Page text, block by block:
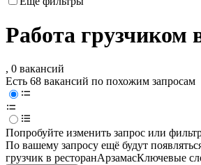
Работа грузчиком
, 0 вакансий
Есть 68 вакансий по похожим запросам
Попробуйте изменить запрос или
По вашему запросу ещё будут
грузчик в ресторанАрзамасКлючевые